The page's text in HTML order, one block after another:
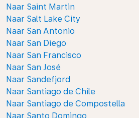
Naar Saint Martin
Naar Salt Lake City
Naar San Antonio
Naar San Diego
Naar San Francisco
Naar San José
Naar Sandefjord
Naar Santiago de Chile
Naar Santiago de Compostella
Naar Santo Domingo